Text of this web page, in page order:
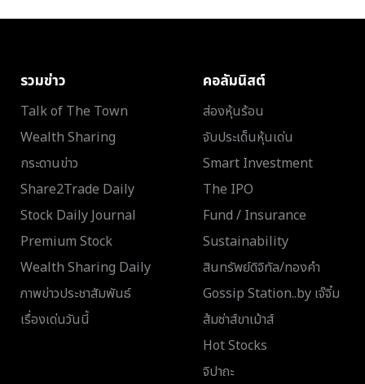
รวมข่าว
Talk of The Town
Wealth Sharing
กระดานข่าว
Share2Trade Daily
Stock Daily Journal
Premium Stock
Wealth Sharing Daily
ภาพข่าวประชาสัมพันธ์
เรื่องเด่นวันนี้
คอลัมนิสต์
ส่องหุ้นร้อน
จับประเด็นหุ้นเด่น
Smart Investment
The IPO
Fund / Insurance
Sustainability
สินทรัพย์ดิจิทัล/ทองคำ
Gossip Station..by เจ๊จิ๋ม
ส้มซ่าส์ขาเม้าส์
Hot Stocks
จิปาถะ